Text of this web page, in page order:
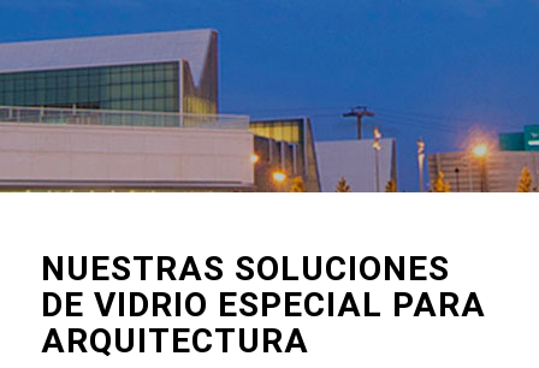
NUESTRAS SOLUCIONES
DE VIDRIO ESPECIAL PARA
ARQUITECTURA